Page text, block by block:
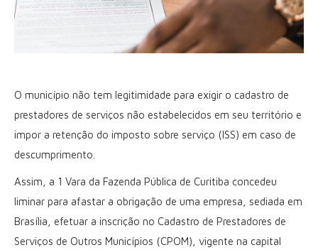
O município não tem legitimidade para exigir o cadastro de
prestadores de serviços não estabelecidos em seu território e
impor a retenção do imposto sobre serviço (ISS) em caso de
descumprimento.
Assim, a 1 Vara da Fazenda Pública de Curitiba concedeu
liminar para afastar a obrigação de uma empresa, sediada em
Brasília, efetuar a inscrição no Cadastro de Prestadores de
Serviços de Outros Municípios (CPOM), vigente na capital